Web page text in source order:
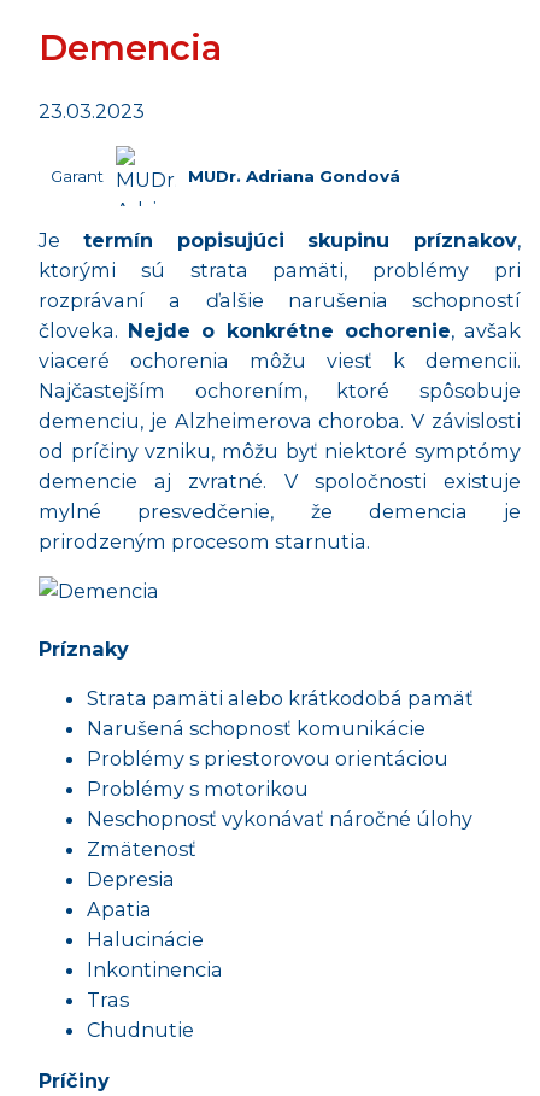
Demencia
23.03.2023
Garant MUDr. Adriana Gondová
Je termín popisujúci skupinu príznakov,
ktorými sú strata pamäti, problémy pri
rozprávaní a ďalšie narušenia schopností
človeka. Nejde o konkrétne ochorenie, avšak
viaceré ochorenia môžu viesť k demencii.
Najčastejším ochorením, ktoré spôsobuje
demenciu, je Alzheimerova choroba. V závislosti
od príčiny vzniku, môžu byť niektoré symptómy
demencie aj zvratné. V spoločnosti existuje
mylné presvedčenie, že demencia je
prirodzeným procesom starnutia.
Príznaky
Strata pamäti alebo krátkodobá pamäť
Narušená schopnosť komunikácie
Problémy s priestorovou orientáciou
Problémy s motorikou
Neschopnosť vykonávať náročné úlohy
Zmätenosť
Depresia
Apatia
Halucinácie
Inkontinencia
Tras
Chudnutie
Príčiny